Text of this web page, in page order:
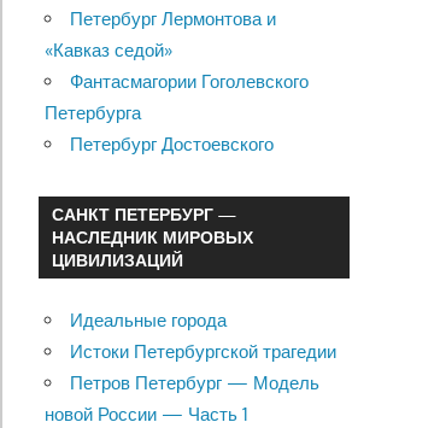
Петербург Лермонтова и
«Кавказ седой»
Фантасмагории Гоголевского
Петербурга
Петербург Достоевского
САНКТ ПЕТЕРБУРГ —
НАСЛЕДНИК МИРОВЫХ
ЦИВИЛИЗАЦИЙ
Идеальные города
Истоки Петербургской трагедии
Петров Петербург — Модель
новой России — Часть 1